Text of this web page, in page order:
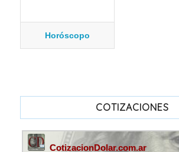
Horóscopo
COTIZACIONES